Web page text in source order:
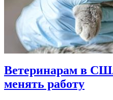
Ветеринарам в
менять работу